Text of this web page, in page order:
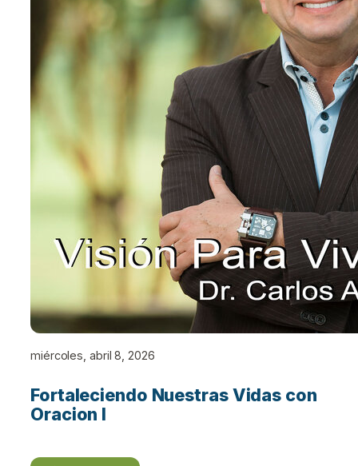
miércoles, abril 8, 2026
Fortaleciendo Nuestras Vidas con
Oracion I